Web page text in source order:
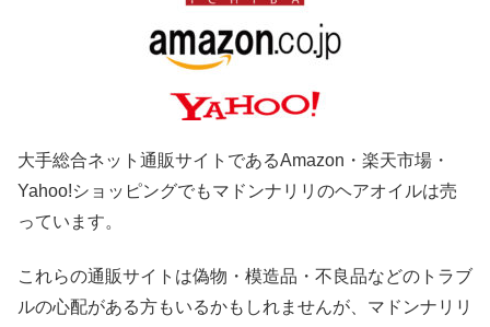
大手総合ネット通販サイトであるAmazon・楽天市場・
Yahoo!ショッピングでもマドンナリリのヘアオイルは売
っています。
これらの通販サイトは偽物・模造品・不良品などのトラブ
ルの心配がある方もいるかもしれませんが、マドンナリリ